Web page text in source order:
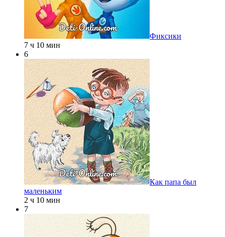
Фиксики
7 ч 10 мин
6
Как папа был
маленьким
2 ч 10 мин
7